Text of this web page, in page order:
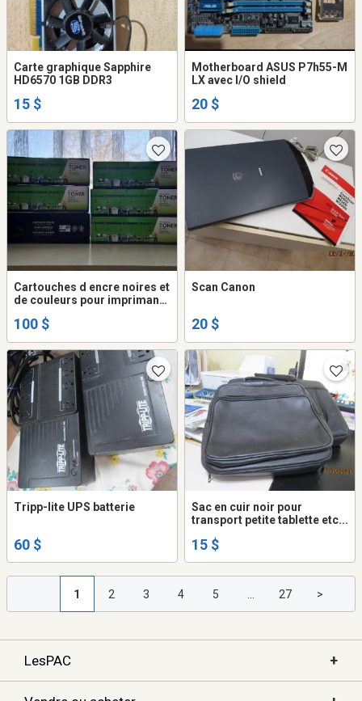
Carte graphique Sapphire
HD6570 1GB DDR3
15 $
Motherboard ASUS P7h55-M
LX avec I/O shield
20 $
Cartouches d encre noires et
de couleurs pour imprimante
100 $
Scan Canon
20 $
Tripp-lite UPS batterie
60 $
Sac en cuir noir pour
transport petite tablette etc...
15 $
1 2 3 4 5 27 >
LesPAC +